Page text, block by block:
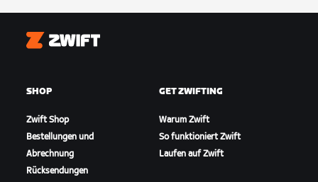
Zwift
SHOP
Zwift Shop
Bestellungen und
Abrechnung
Rücksendungen
GET ZWIFTING
Warum Zwift
So funktioniert Zwift
Laufen auf Zwift